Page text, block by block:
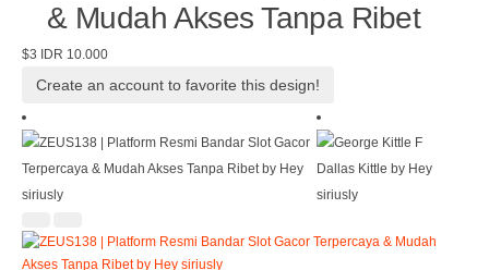
& Mudah Akses Tanpa Ribet
$3 IDR 10.000
Create an account to favorite this design!